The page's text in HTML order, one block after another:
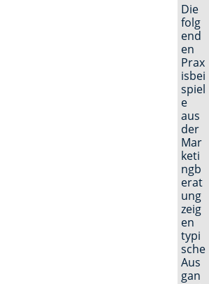
Die
folg
end
en
Prax
isbei
spiel
e
aus
der
Mar
keti
ngb
erat
ung
zeig
en
typi
sche
Aus
gan